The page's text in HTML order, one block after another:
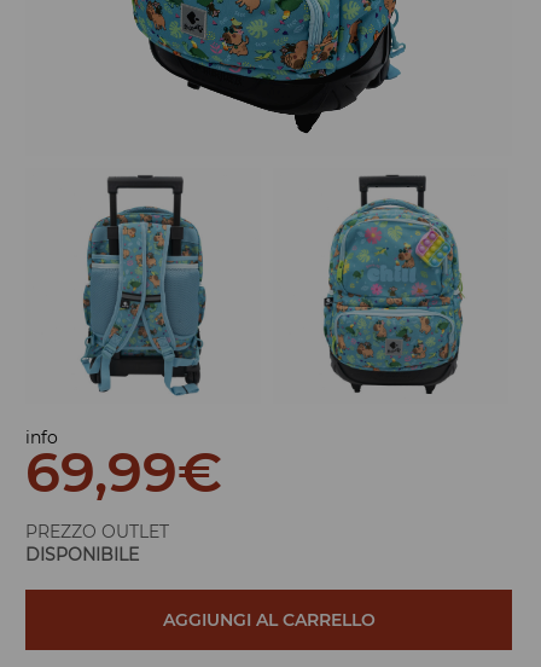
info
69,99€
PREZZO OUTLET
DISPONIBILE
AGGIUNGI AL CARRELLO